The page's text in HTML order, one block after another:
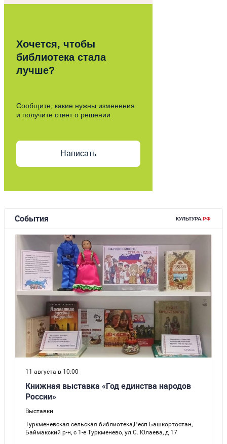
Хочется, чтобы
библиотека стала
лучше?
Сообщите, какие нужны изменения
и получите ответ о решении
Написать